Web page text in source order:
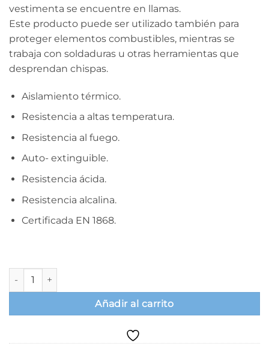
vestimenta se encuentre en llamas.
Este producto puede ser utilizado también para
proteger elementos combustibles, mientras se
trabaja con soldaduras u otras herramientas que
desprendan chispas.
Aislamiento térmico.
Resistencia a altas temperatura.
Resistencia al fuego.
Auto- extinguible.
Resistencia ácida.
Resistencia alcalina.
Certificada EN 1868.
Manta Ignífuga retardante 1,8mx1,8m. 1 unidad cantidad
Añadir al carrito